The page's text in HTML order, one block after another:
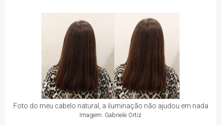
Foto do meu cabelo natural, a iluminação não ajudou em nada
Imagem: Gabriele Ortiz